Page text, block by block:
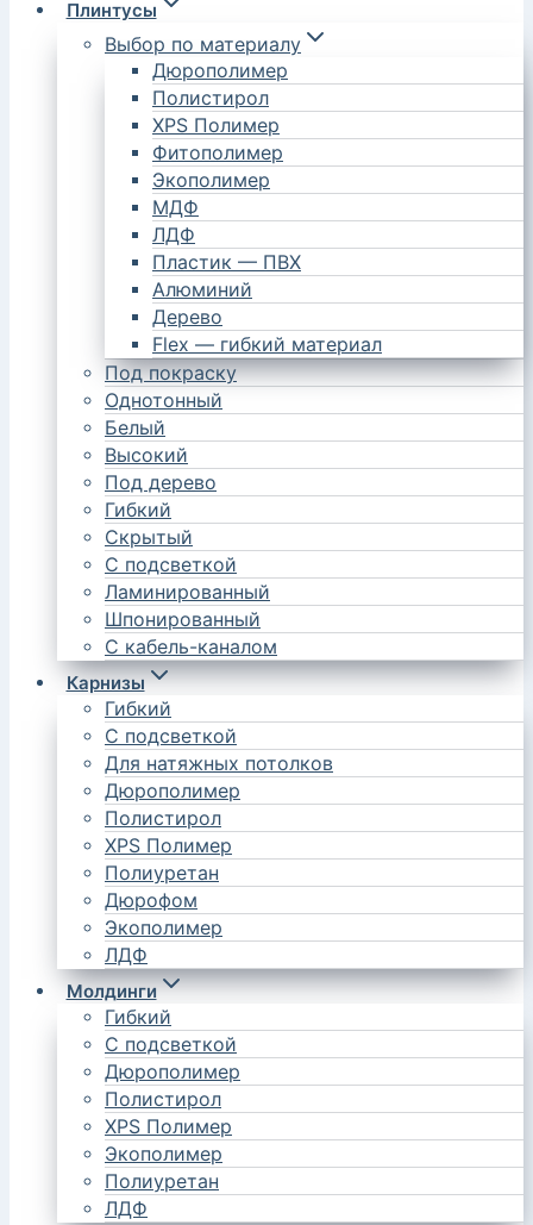
Плинтусы
Выбор по материалу
Дюрополимер
Полистирол
XPS Полимер
Фитополимер
Экополимер
МДФ
ЛДФ
Пластик — ПВХ
Алюминий
Дерево
Flex — гибкий материал
Под покраску
Однотонный
Белый
Высокий
Под дерево
Гибкий
Скрытый
С подсветкой
Ламинированный
Шпонированный
С кабель-каналом
Карнизы
Гибкий
С подсветкой
Для натяжных потолков
Дюрополимер
Полистирол
XPS Полимер
Полиуретан
Дюрофом
Экополимер
ЛДФ
Молдинги
Гибкий
С подсветкой
Дюрополимер
Полистирол
XPS Полимер
Экополимер
Полиуретан
ЛДФ